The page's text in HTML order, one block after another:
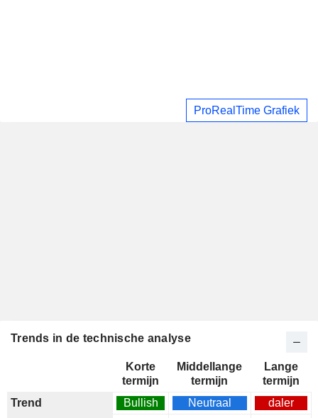
ProRealTime Grafiek
Trends in de technische analyse
Korte
termijn
Middellange
termijn
Lange
termijn
Trend
Bullish Neutraal
daler